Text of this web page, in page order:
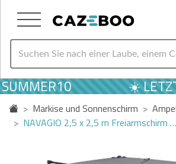
☀️
Markise und Sonnenschirm
NAVAGIO 2,5 x 2,5 m Freiarmschirm …